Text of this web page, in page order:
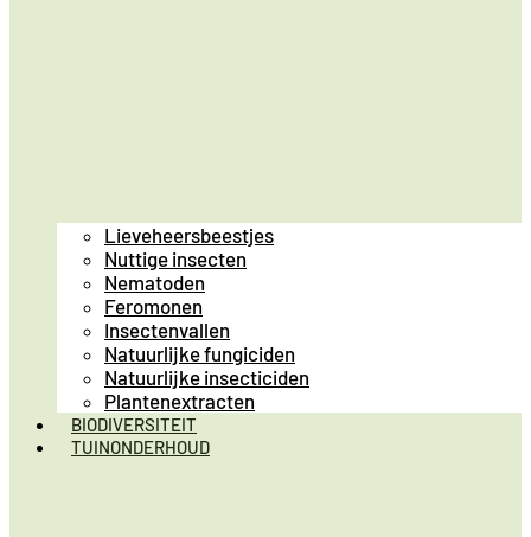
Lieveheersbeestjes
Nuttige insecten
Nematoden
Feromonen
Insectenvallen
Natuurlijke fungiciden
Natuurlijke insecticiden
Plantenextracten
BIODIVERSITEIT
TUINONDERHOUD